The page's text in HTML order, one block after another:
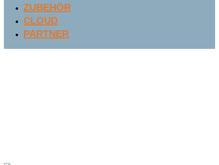
ZUBEHÖR
CLOUD
PARTNER